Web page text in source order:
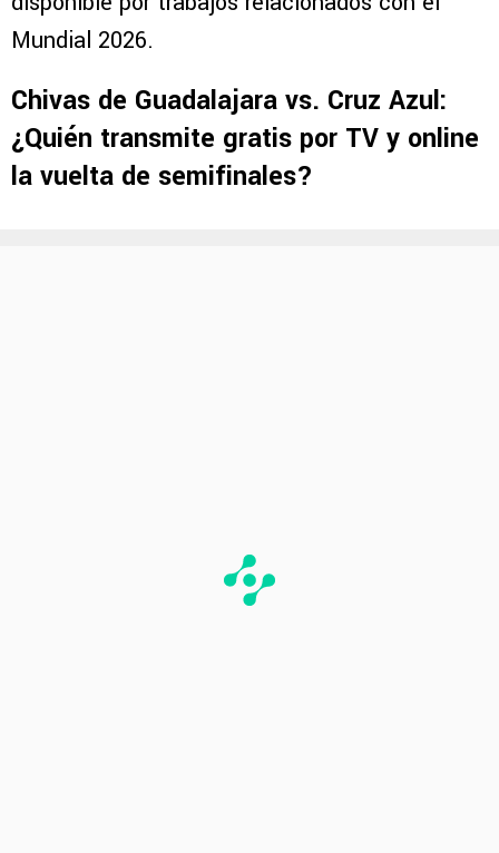
Mundial 2026.
Chivas de Guadalajara vs. Cruz Azul:
¿Quién transmite gratis por TV y online
la vuelta de semifinales?